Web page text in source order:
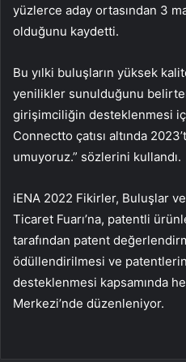
yüzlerce aday ortasından 3
olduğunu kaydetti.
Bu yılki buluşların yüksek
yenilikler sunulduğunu
girişimciliğin desteklenmesi
Connectto çatısı altında
umuyoruz.” sözlerini kullandı.
iENA 2022 Fikirler, Buluşlar
Ticaret Fuarı’na, patentli
tarafından patent
ödüllendirilmesi ve patentlerin
desteklenmesi kapsamında
Merkezi’nde düzenleniyor.